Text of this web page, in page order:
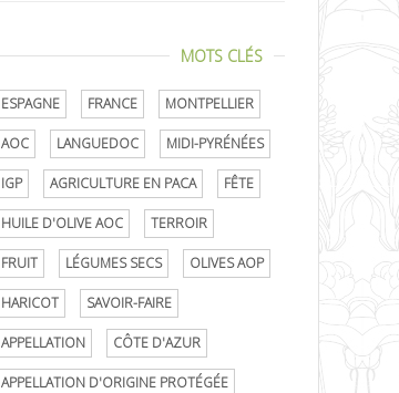
MOTS CLÉS
ESPAGNE FRANCE MONTPELLIER
AOC LANGUEDOC MIDI-PYRÉNÉES
IGP AGRICULTURE EN PACA FÊTE
HUILE D'OLIVE AOC TERROIR
FRUIT LÉGUMES SECS OLIVES AOP
HARICOT SAVOIR-FAIRE
APPELLATION CÔTE D'AZUR
APPELLATION D'ORIGINE PROTÉGÉE